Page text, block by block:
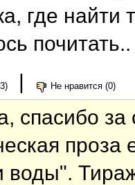
где найти
| Не нравится (0)
спасибо
проза
воды".